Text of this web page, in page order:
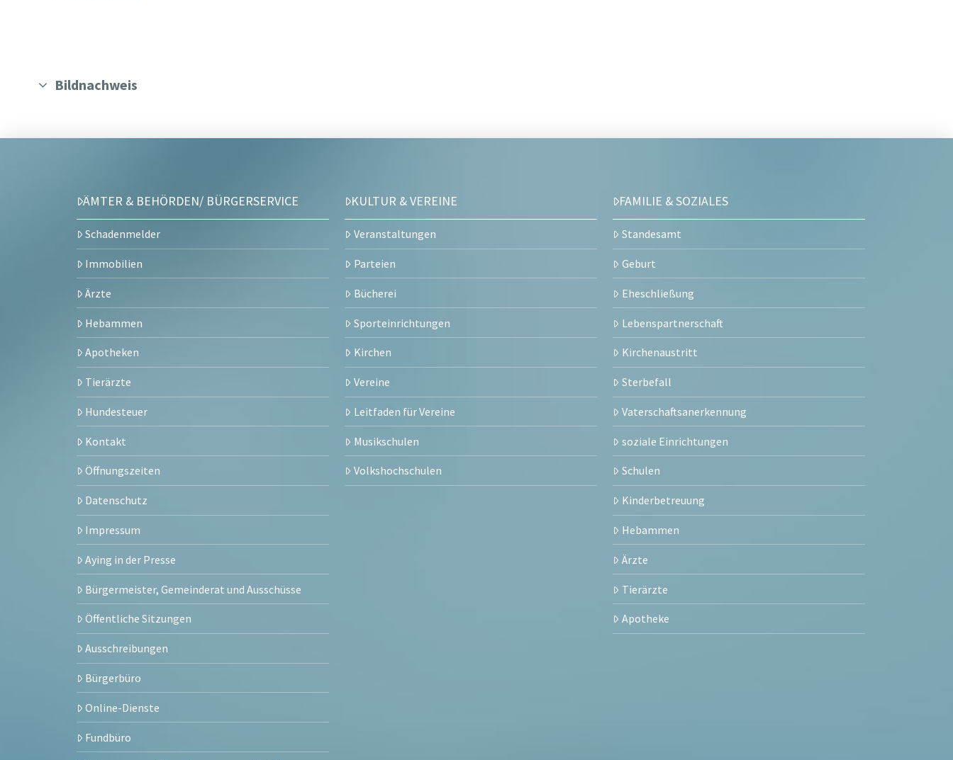
Bildnachweis
ÄMTER & BEHÖRDEN/ BÜRGERSERVICE
Schadenmelder
Immobilien
Ärzte
Hebammen
Apotheken
Tierärzte
Hundesteuer
Kontakt
Öffnungszeiten
Datenschutz
Impressum
Aying in der Presse
Bürgermeister, Gemeinderat und Ausschüsse
Öffentliche Sitzungen
Ausschreibungen
Bürgerbüro
Online-Dienste
Fundbüro
KULTUR & VEREINE
Veranstaltungen
Parteien
Bücherei
Sporteinrichtungen
Kirchen
Vereine
Leitfaden für Vereine
Musikschulen
Volkshochschulen
FAMILIE & SOZIALES
Standesamt
Geburt
Eheschließung
Lebenspartnerschaft
Kirchenaustritt
Sterbefall
Vaterschaftsanerkennung
soziale Einrichtungen
Schulen
Kinderbetreuung
Hebammen
Ärzte
Tierärzte
Apotheke